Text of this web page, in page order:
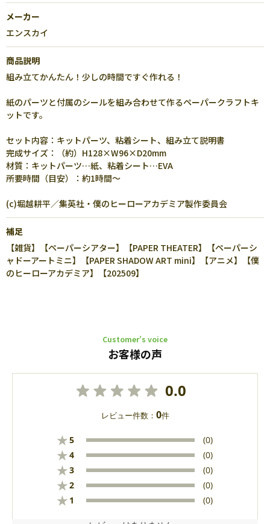
メーカー
エンスカイ
商品説明
組み立てかんたん！少しの時間ですぐ作れる！
紙のパーツと付属のシールを組み合わせて作るペーパークラフトキ
ットです。
セット内容：キットパーツ、粘着シート、組み立て説明書
完成サイズ：（約）H128×W96×D20mm
材質：キットパーツ…紙、粘着シート…EVA
所要時間（目安）：約1時間～
(c)堀越耕平／集英社・僕のヒーローアカデミア製作委員会
補足
【雑貨】【ペーパーシアター】【PAPER THEATER】【ペーパーシ
ャドーアートミニ】【PAPER SHADOW ART mini】【アニメ】【僕
のヒーローアカデミア】【202509】
Customer’s voice
お客様の声
0.0
レビュー件数： 0件
★5 (0)
★4 (0)
★3 (0)
★2 (0)
★ 1 (0)